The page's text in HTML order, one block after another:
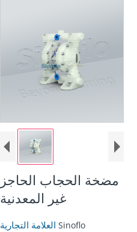
مضخة الحجاب الحاجز
غير المعدنية
Sinoflo